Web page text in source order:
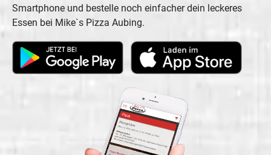
Smartphone und bestelle noch einfacher dein leckeres
Essen bei Mike`s Pizza Aubing.